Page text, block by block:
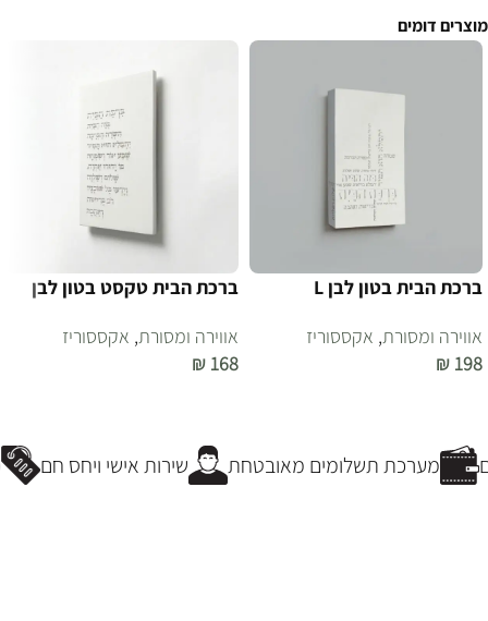
מוצרים דומים
ברכת הבית בטון לבן L
אווירה ומסורת, אקססוריז
₪ 198
ברכת הבית טקסט בטון לבן
אווירה ומסורת, אקססוריז
₪ 168
שירות אישי ויחס חם מערכת תשלומים מאובטחת